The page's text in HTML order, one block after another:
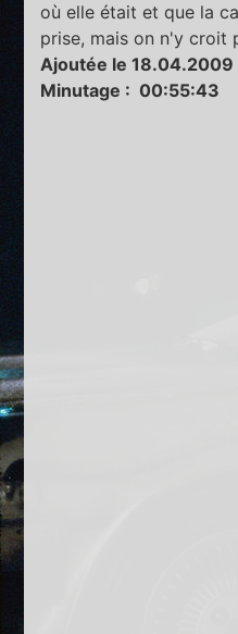
où elle était et que la
prise, mais on n'y croit
Ajoutée le 18.04.2009
Minutage : 00:55:43